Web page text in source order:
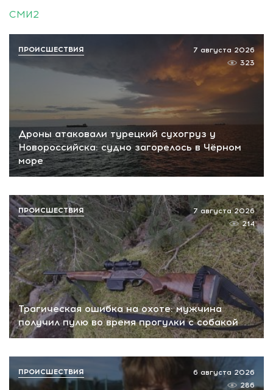
СМИ2
Дроны атаковали турецкий сухогруз у
Новороссийска: судно загорелось в Чёрном
море
7 августа 2026
323
ПРОИСШЕСТВИЯ
Трагическая ошибка на охоте: мужчина
получил пулю во время прогулки с собакой
7 августа 2026
214
ПРОИСШЕСТВИЯ
6 августа 2026
286
ПРОИСШЕСТВИЯ